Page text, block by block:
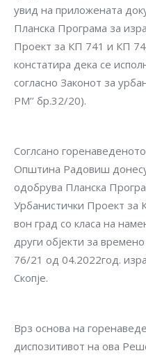
увид на приложената
Планска Програма за
Проект за КП 741 и КП
констатира дека се
согласно Законот за
РМ’’ бр.32/20).
Соглсано
Општина Радовиш
одобрува Планска
Урбанистички Проект
вон град со класа на
други објекти за
76/21 од 04.2022год.
Скопје.
Врз основа на
диспозитивот на ова